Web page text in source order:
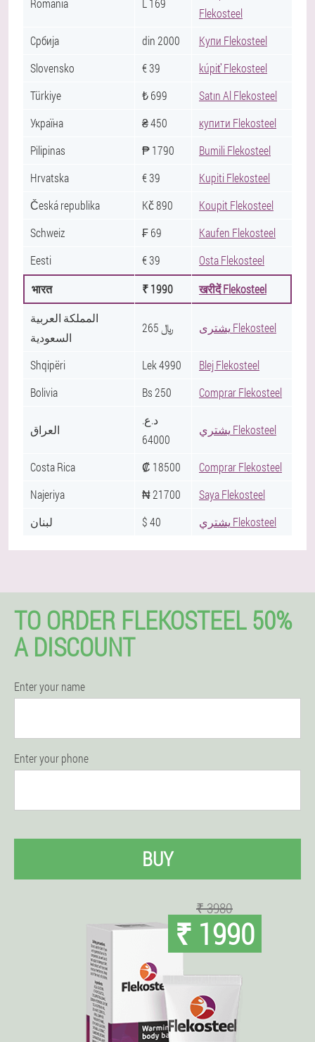
România L 169
Flekosteel
Србија
din 2000
Купи Flekosteel
Slovensko
€ 39
kúpiť Flekosteel
Türkiye
₺ 699
Satın Al Flekosteel
Україна
₴ 450
купити Flekosteel
Pilipinas
₱ 1790
Bumili Flekosteel
Hrvatska
€ 39
Kupiti Flekosteel
Česká republika
Kč 890
Koupit Flekosteel
Schweiz
₣ 69
Kaufen Flekosteel
Eesti
€ 39
Osta Flekosteel
भारत
₹ 1990
खरीदें Flekosteel
المملكة العربية
السعودية
﷼ 265 يشترى Flekosteel
Shqipëri Lek 4990
Blej Flekosteel
Bolivia
Bs 250 Comprar Flekosteel
العراق
.د.ع
64000
يشتري Flekosteel
Costa Rica ₡ 18500
Comprar Flekosteel
Najeriya
₦ 21700
Saya Flekosteel
لبنان
$ 40 يشتري Flekosteel
TO ORDER FLEKOSTEEL 50%
A DISCOUNT
Enter your name
Enter your phone
BUY
₹ 3980
₹ 1990